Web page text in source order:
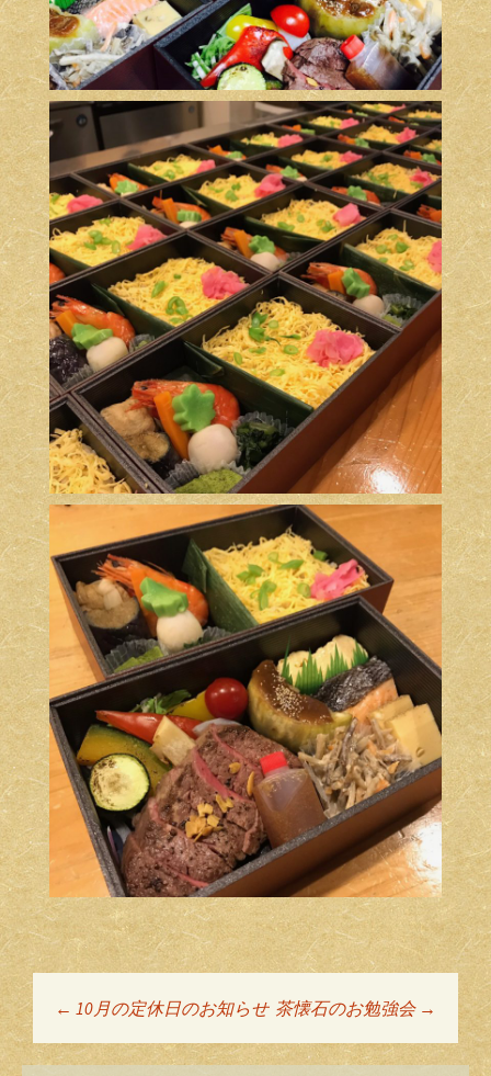
投稿ナビゲーショ
← 10月の定休日のお知らせ 茶懐石のお勉強会 →